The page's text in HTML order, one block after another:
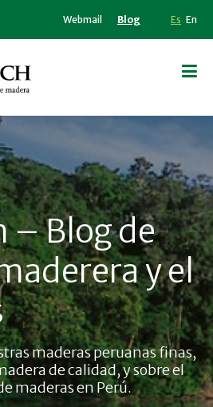
Webmail Blog Es En
– Blog de
y el
maderas peruanas finas,
de calidad, y sobre el
maderas en Perú.